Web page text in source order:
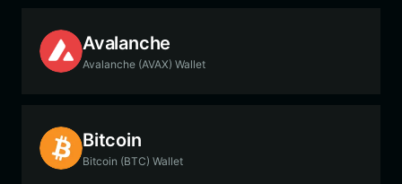
Avalanche
Avalanche (AVAX) Wallet
Bitcoin
Bitcoin (BTC) Wallet